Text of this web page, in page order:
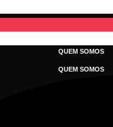
QUEM SOMOS
QUEM SOMOS